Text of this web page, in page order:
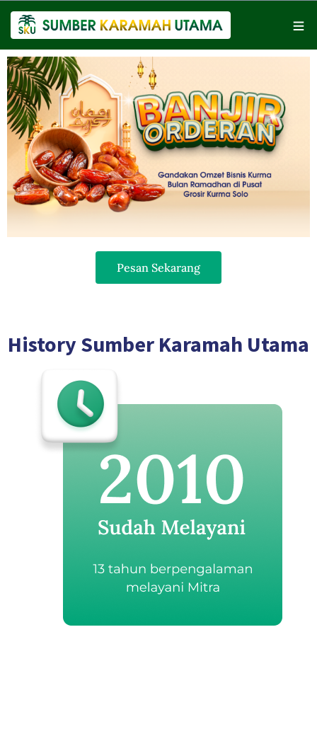
Pesan Sekarang
History Sumber Karamah Utama